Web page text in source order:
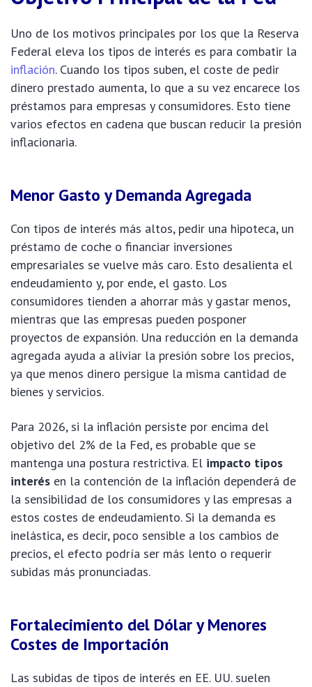
Uno de los motivos principales por los que la Reserva
Federal eleva los tipos de interés es para combatir la
inflación. Cuando los tipos suben, el coste de pedir
dinero prestado aumenta, lo que a su vez encarece los
préstamos para empresas y consumidores. Esto tiene
varios efectos en cadena que buscan reducir la presión
inflacionaria.
Menor Gasto y Demanda Agregada
Con tipos de interés más altos, pedir una hipoteca, un
préstamo de coche o financiar inversiones
empresariales se vuelve más caro. Esto desalienta el
endeudamiento y, por ende, el gasto. Los
consumidores tienden a ahorrar más y gastar menos,
mientras que las empresas pueden posponer
proyectos de expansión. Una reducción en la demanda
agregada ayuda a aliviar la presión sobre los precios,
ya que menos dinero persigue la misma cantidad de
bienes y servicios.
Para 2026, si la inflación persiste por encima del
objetivo del 2% de la Fed, es probable que se
mantenga una postura restrictiva. El impacto tipos
interés en la contención de la inflación dependerá de
la sensibilidad de los consumidores y las empresas a
estos costes de endeudamiento. Si la demanda es
inelástica, es decir, poco sensible a los cambios de
precios, el efecto podría ser más lento o requerir
subidas más pronunciadas.
Fortalecimiento del Dólar y Menores
Costes de Importación
Las subidas de tipos de interés en EE. UU. suelen